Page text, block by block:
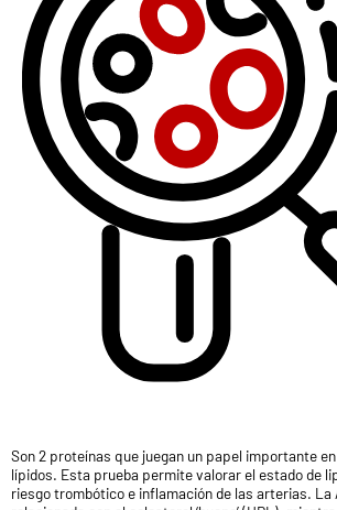
Son 2 proteínas que juegan un papel importante
lípidos. Esta prueba permite valorar el estado de
riesgo trombótico e inflamación de las arterias. La